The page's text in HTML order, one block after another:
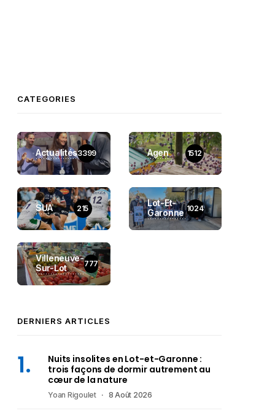
CATEGORIES
Actualités3399 Agen 1512
SUA 215
Lot-Et-
Garonne 1024
Villeneuve-
Sur-Lot
777
DERNIERS ARTICLES
Nuits insolites en Lot-et-Garonne :
trois façons de dormir autrement au
cœur de la nature
Yoan Rigoulet 8 Août 2026